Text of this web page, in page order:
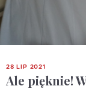
28 LIP 2021
Ale pięknie!